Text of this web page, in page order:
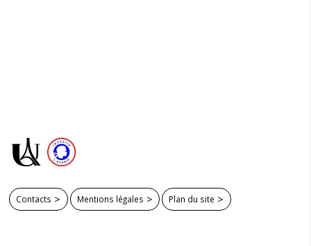
Contacts Mentions légales Plan du site